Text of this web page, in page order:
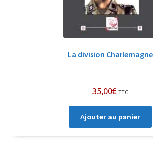
La division Charlemagne
35,00€ TTC
Ajouter au panier